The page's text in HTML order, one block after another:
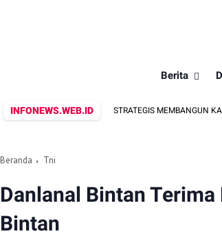
Berita
INFONEWS.WEB.ID
WADAH STRATEGIS MEMBANGUN KARAKTER
Beranda Tni
Danlanal Bintan
Bintan